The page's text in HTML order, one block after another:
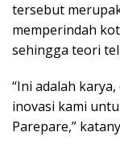
tersebut
memperindah
sehingga teori
“Ini adalah
inovasi kami
Parepare,”